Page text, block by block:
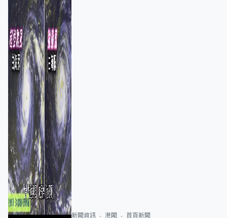
新聞資訊 港聞 首頁新聞